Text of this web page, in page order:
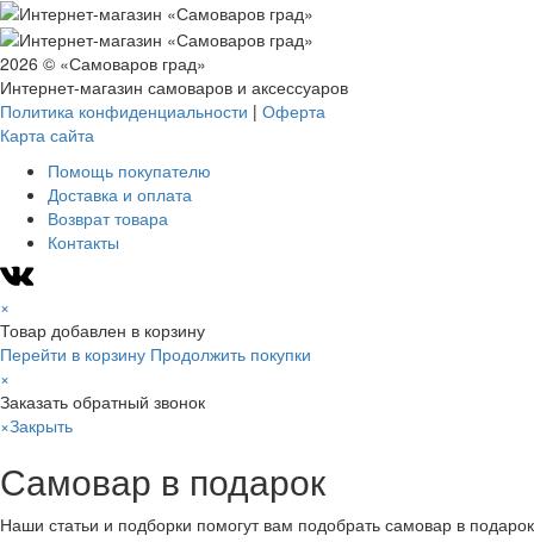
2026 © «Самоваров град»
Интернет-магазин самоваров и аксессуаров
Политика конфиденциальности | Оферта
Карта сайта
Помощь покупателю
Доставка и оплата
Возврат товара
Контакты
×
Товар добавлен в корзину
Перейти в корзину Продолжить покупки
×
Заказать обратный звонок
×Закрыть
Самовар в подарок
Наши статьи и подборки помогут вам подобрать самовар в подарок